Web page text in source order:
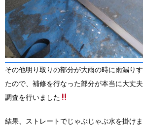
その他明り取りの部分が大雨の時に雨漏り
たので、補修を行なった部分が本当に大丈
調査を行いました
結果、ストレートでじゃぶじゃぶ水を掛け